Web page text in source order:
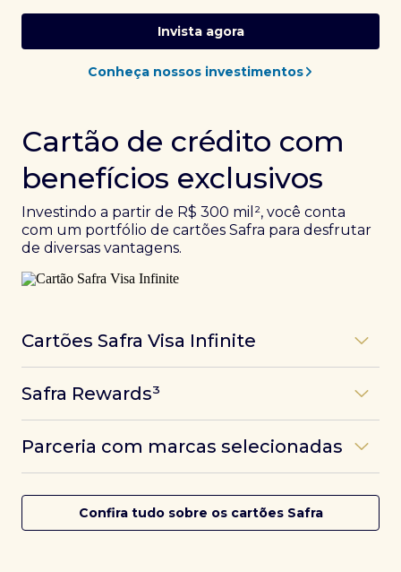
Invista agora
Conheça nossos investimentos
Cartão de crédito com
benefícios exclusivos
Investindo a partir de R$ 300 mil², você conta
com um portfólio de cartões Safra para desfrutar
de diversas vantagens.
Cartões Safra Visa Infinite
experiências refinadas a benefícios únicos, como
converte seus investimentos em limite no cartão e
conta com acesso a mais de 1.400 salas VIP Dragon
Pass ao redor do mundo.
Safra Rewards³
das melhores pontuações do mercado.
Parceria com marcas selecionadas
cartões Safra.
Confira tudo sobre os cartões Safra